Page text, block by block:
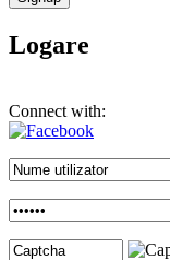
Logare
Connect with: